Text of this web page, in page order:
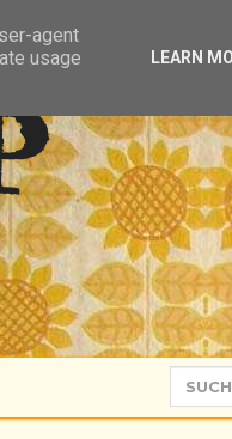
agent
usage
LEARN